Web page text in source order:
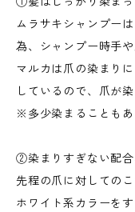
ムラサキシャンプー
為、シャンプー時手
マルカは爪の染まり
しているので、爪が
※多少染まることもあ
②染まりすぎない配合
先程の爪に対しての
ホワイト系カラーを